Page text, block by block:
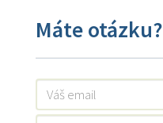
Máte otázku?